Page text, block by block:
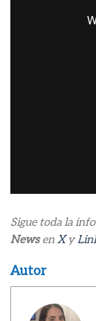
Sigue toda la
Newsen Xy
Autor